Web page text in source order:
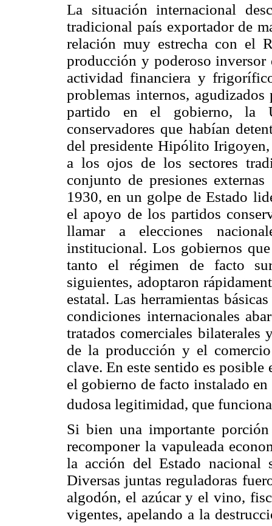
La situación internacional
tradicional país exportador de
relación muy estrecha con el
producción y poderoso inversor
actividad financiera y
problemas internos,
partido en el gobierno, la
conservadores que habían
del presidente Hipólito
a los ojos de los sectores
conjunto de presiones
1930, en un golpe de Estado
el apoyo de los partidos
llamar a elecciones
institucional. Los gobiernos
tanto el régimen de facto
siguientes, adoptaron
estatal. Las herramientas
condiciones internacionales
tratados comerciales bilaterales
de la producción y el
clave. En este sentido es
el gobierno de facto instalado
dudosa legitimidad, que
Si bien una importante
recomponer la vapuleada
la acción del Estado nacional
Diversas juntas reguladoras
algodón, el azúcar y el vino,
vigentes, apelando a la